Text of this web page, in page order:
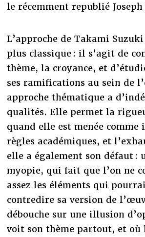
le récemment republié Joseph
L’approche de Takami
plus classique : il s’agit de
thème, la croyance, et
ses ramifications au sein de
approche thématique a
qualités. Elle permet la
quand elle est menée comme
règles académiques, et
elle a également son défaut :
myopie, qui fait que l’on ne
assez les éléments qui
contredire sa version de
débouche sur une illusion
voit son thème partout, et où